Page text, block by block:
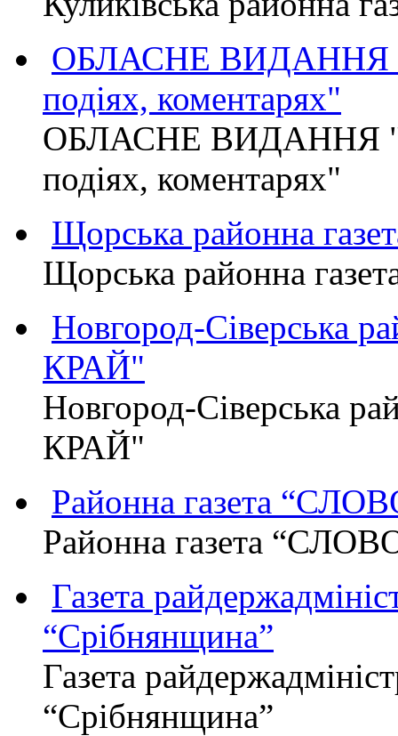
ОБЛАСНЕ ВИДАННЯ
подіях, коментарях"
ОБЛАСНЕ ВИДАННЯ
подіях, коментарях"
Щорська районна
Щорська районна
Новгород-Сіверська
КРАЙ"
Новгород-Сіверська
КРАЙ"
Районна газета
Районна газета
Газета
“Срібнянщина”
Газета
“Срібнянщина”